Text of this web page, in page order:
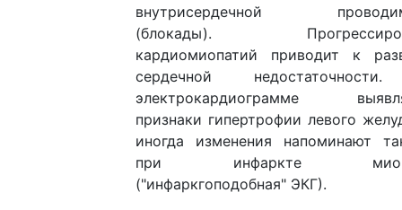
внутрисердечной
(блокады).
кардиомиопатий приводит к
сердечной
электрокардиограмме
признаки гипертрофии левого
иногда изменения напоминают
при инфаркте
("инфаркгоподобная" ЭКГ).